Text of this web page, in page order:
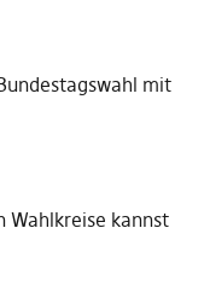
mit
Wahlkreise kannst